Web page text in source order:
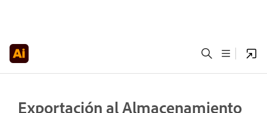
Exportación al Almacenamiento